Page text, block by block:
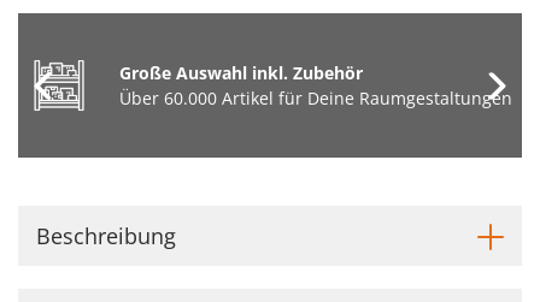
Große Auswahl inkl. Zubehör
Über 60.000 Artikel für Deine Raumgestaltungen
Beschreibung